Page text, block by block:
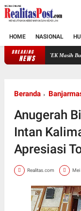
HOME NASIONAL
BREAKING
NEWS
Buka PMB hingga
Beranda
Anugerah
Intan
Apresiasi
Realitas.com